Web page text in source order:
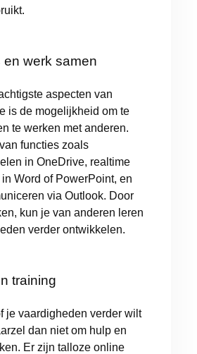
en werk samen
aspecten van
is de mogelijkheid om te
te werken met anderen.
functies zoals
in OneDrive, realtime
Word of PowerPoint, en
via Outlook. Door
kun je van anderen leren
verder ontwikkelen.
training
je vaardigheden verder wilt
dan niet om hulp en
Er zijn talloze online